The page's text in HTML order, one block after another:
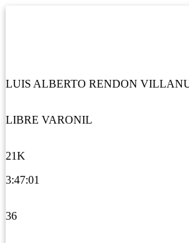
LUIS ALBERTO RENDON
LIBRE VARONIL
21K
3:47:01
36